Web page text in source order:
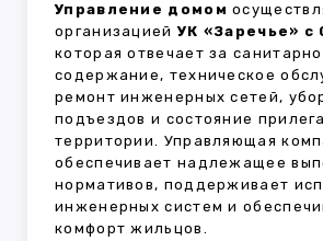
Управление домом
организациейУК «Заречье» с
которая отвечает за
содержание, техническое
ремонт инженерных сетей,
подъездов и состояние
территории. Управляющая
обеспечивает надлежащее
нормативов, поддерживает
инженерных систем и
комфорт жильцов.